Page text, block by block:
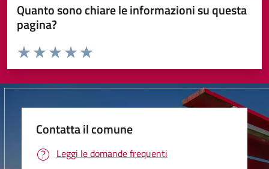
Quanto sono chiare le informazioni su questa
pagina?
Valuta da 1 a 5 stelle la pagina
Valuta 5 stelle su 5
Valuta 4 stelle su 5
Valuta 3 stelle su 5
Valuta 2 stelle su 5
Valuta 1 stelle su 5
Contatta il comune
Leggi le domande frequenti